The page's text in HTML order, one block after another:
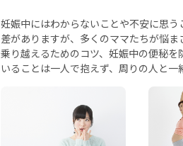
妊娠中にはわからないことや不安に思
差がありますが、多くのママたちが悩
乗り越えるためのコツ、妊娠中の便秘
いることは一人で抱えず、周りの人と一